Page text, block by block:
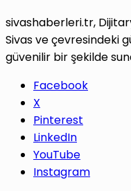
sivashaberleri.tr,
Sivas ve çevresindeki
güvenilir bir şekilde
Facebook
X
Pinterest
LinkedIn
YouTube
Instagram